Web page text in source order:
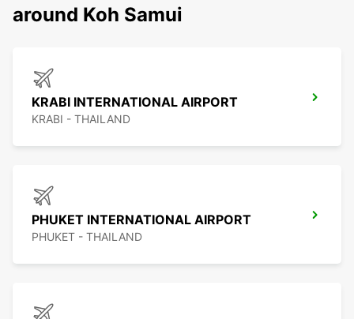
around Koh Samui
KRABI INTERNATIONAL AIRPORT
KRABI - THAILAND
PHUKET INTERNATIONAL AIRPORT
PHUKET - THAILAND